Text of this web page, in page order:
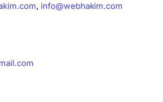
, info@webhakim.com